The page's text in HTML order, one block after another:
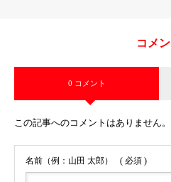
コメ
0 コメント
この記事へのコメントはありません。
名前（例：山田 太郎） ( 必須 )